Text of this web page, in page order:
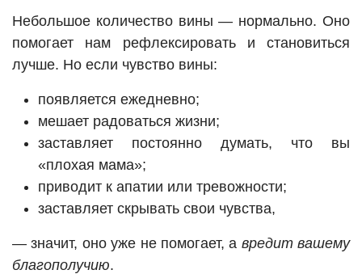
Небольшое количество вины — нормально. Оно
помогает нам рефлексировать и становиться
лучше. Но если чувство вины:
появляется ежедневно;
мешает радоваться жизни;
заставляет постоянно думать, что вы
«плохая мама»;
приводит к апатии или тревожности;
заставляет скрывать свои чувства,
— значит, оно уже не помогает, а вредит вашему
благополучию.